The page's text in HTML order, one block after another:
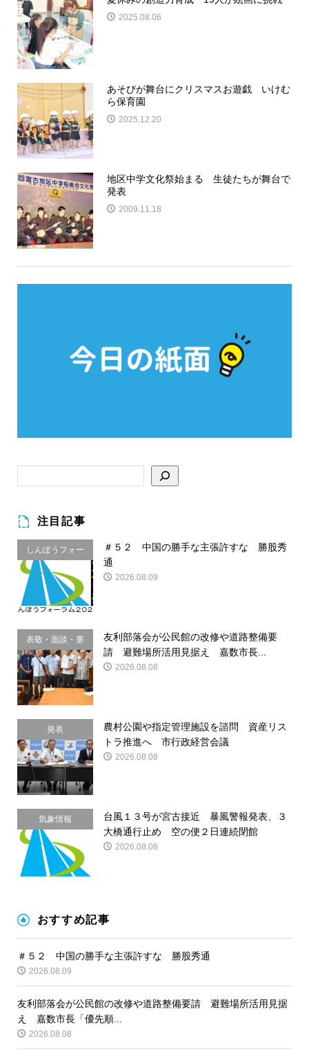
2025.08.06
あそびが舞台にクリスマスお遊戯 いけむ
ら保育園
2025.12.20
地区中学文化祭始まる 生徒たちが舞台で
発表
2009.11.18
注目記事
しんぽうフォー
ラム
＃５２ 中国の勝手な主張許すな 勝股秀
通
2026.08.09
表敬・面談・要
請
友利部落会が公民館の改修や道路整備要
請 避難場所活用見据え 嘉数市長...
2026.08.08
発表
農村公園や指定管理施設を諮問 資産リス
トラ推進へ 市行政経営会議
2026.08.08
気象情報
台風１３号が宮古接近 暴風警報発表、３
大橋通行止め 空の便２日連続閉館
2026.08.08
おすすめ記事
＃５２ 中国の勝手な主張許すな 勝股秀通
2026.08.09
友利部落会が公民館の改修や道路整備要請 避難場所活用見据
え 嘉数市長「優先順...
2026.08.08